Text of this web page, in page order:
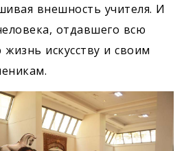
внешность учителя. И
отдавшего всю
искусству и своим